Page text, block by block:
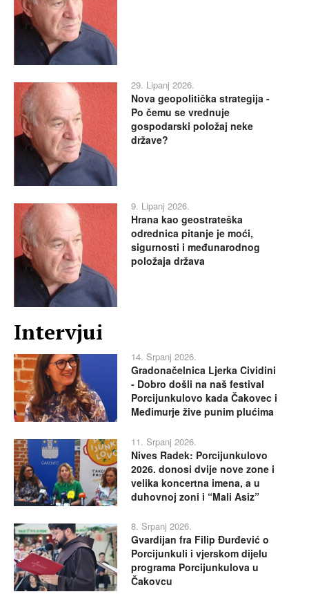
29. Lipanj 2026.
Nova geopolitička strategija -
Po čemu se vrednuje
gospodarski položaj neke
države?
9. Lipanj 2026.
Hrana kao geostrateška
odrednica pitanje je moći,
sigurnosti i međunarodnog
položaja država
Intervjui
14. Srpanj 2026.
Gradonačelnica Ljerka Cividini
- Dobro došli na naš festival
Porcijunkulovo kada Čakovec i
Međimurje žive punim plućima
11. Srpanj 2026.
Nives Radek: Porcijunkulovo
2026. donosi dvije nove zone i
velika koncertna imena, a u
duhovnoj zoni i “Mali Asiz”
8. Srpanj 2026.
Gvardijan fra Filip Đurđević o
Porcijunkuli i vjerskom dijelu
programa Porcijunkulova u
Čakovcu